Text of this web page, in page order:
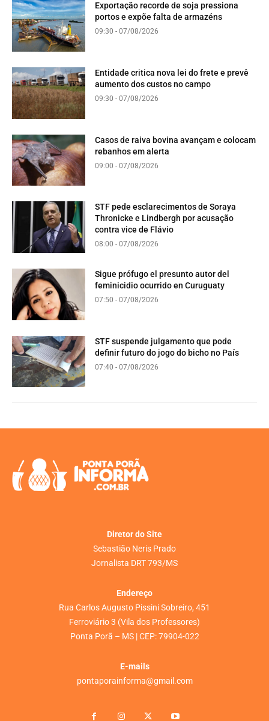
Exportação recorde de soja pressiona
portos e expõe falta de armazéns
09:30 - 07/08/2026
Entidade critica nova lei do frete e prevê
aumento dos custos no campo
09:30 - 07/08/2026
Casos de raiva bovina avançam e colocam
rebanhos em alerta
09:00 - 07/08/2026
STF pede esclarecimentos de Soraya
Thronicke e Lindbergh por acusação
contra vice de Flávio
08:00 - 07/08/2026
Sigue prófugo el presunto autor del
feminicidio ocurrido en Curuguaty
07:50 - 07/08/2026
STF suspende julgamento que pode
definir futuro do jogo do bicho no País
07:40 - 07/08/2026
Diretor do Site
Sebastião Neris Prado
Jornalista DRT 793/MS
Endereço
Rua Carlos Augusto Pissini Sobreiro, 451
Ferroviário 3 (Vila dos Professores)
Ponta Porã – MS | CEP: 79904-022
E-mails
pontaporainforma@gmail.com